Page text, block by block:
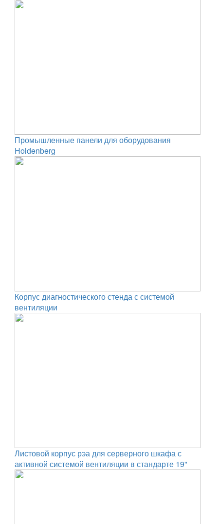
Промышленные панели для оборудования
Holdenberg
Корпус диагностического стенда с системой
вентиляции
Листовой корпус рэа для серверного шкафа с
активной системой вентиляции в стандарте 19"